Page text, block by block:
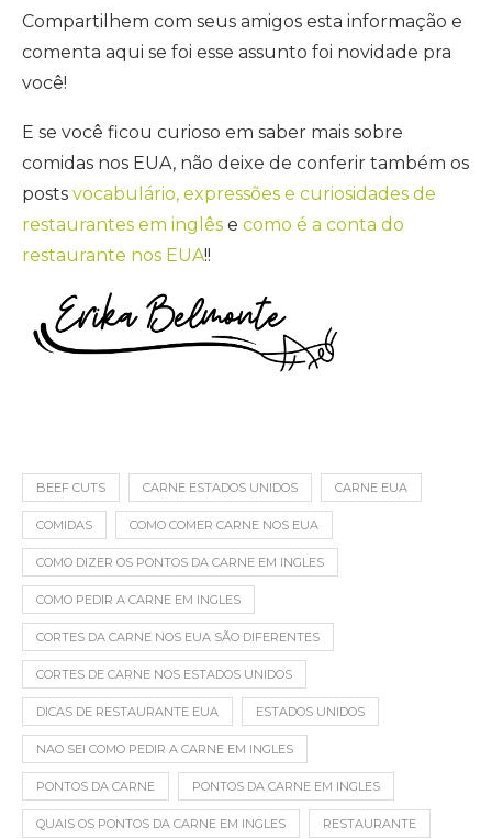
Compartilhem com seus amigos esta informação e
comenta aqui se foi esse assunto foi novidade pra
você!
E se você ficou curioso em saber mais sobre
comidas nos EUA, não deixe de conferir também os
posts vocabulário, expressões e curiosidades de
restaurantes em inglês e como é a conta do
restaurante nos EUA!!
BEEF CUTS CARNE ESTADOS UNIDOS CARNE EUA
COMIDAS COMO COMER CARNE NOS EUA
COMO DIZER OS PONTOS DA CARNE EM INGLES
COMO PEDIR A CARNE EM INGLES
CORTES DA CARNE NOS EUA SÃO DIFERENTES
CORTES DE CARNE NOS ESTADOS UNIDOS
DICAS DE RESTAURANTE EUA ESTADOS UNIDOS
NAO SEI COMO PEDIR A CARNE EM INGLES
PONTOS DA CARNE PONTOS DA CARNE EM INGLES
QUAIS OS PONTOS DA CARNE EM INGLES RESTAURANTE